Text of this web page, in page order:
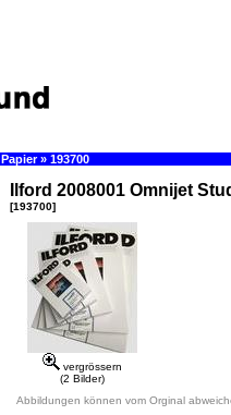
Papier» 193700
Ilford 2008001 Omnijet
[193700]
vergrössern
(2 Bilder)
Abbildungen können vom Orginal